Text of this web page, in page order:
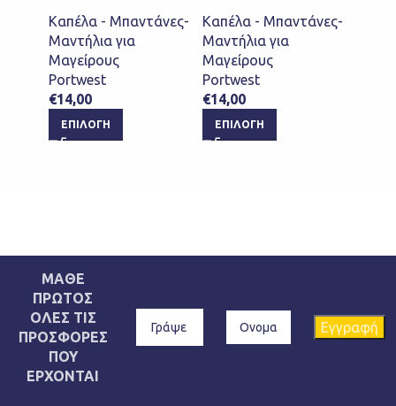
Καπέλα - Μπαντάνες-
Μαντήλια για
Μαγείρους
Portwest
€14,00
ΕΠΙΛΟΓΉ
Καπέλα - Μπαντάνες-
Μαντήλια για
Μαγείρους
Portwest
€14,00
ΕΠΙΛΟΓΉ
ΜΑΘΕ
ΠΡΩΤΟΣ
ΟΛΕΣ ΤΙΣ
ΠΡΟΣΦΟΡΕΣ
ΠΟΥ
ΕΡΧΟΝΤΑΙ